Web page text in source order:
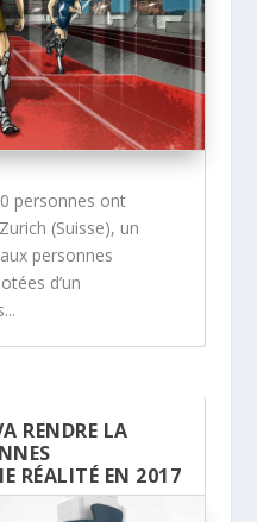
personnes ont
(Suisse), un
personnes
d’un
RENDRE LA
RÉALITÉ EN 2017